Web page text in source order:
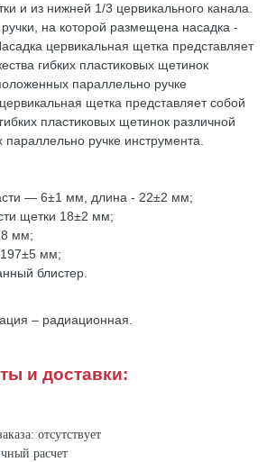
и из нижней 1/3 цервикального канала.
на которой размещена насадка -
цервикальная щетка представляет
гибких пластиковых щетинок
параллельно ручке
щетка представляет собой
пластиковых щетинок различной
ручке инструмента.
— 6±1 мм, длина - 22±2 мм;
щетки 18±2 мм;
мм;
мм;
блистер.
– радиационная.
и доставки:
отсутствует
расчет